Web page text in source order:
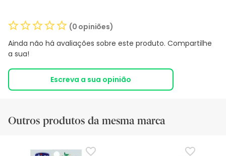
(0 opiniões)
Ainda não há avaliações sobre este produto. Compartilhe
a sua!
Escreva a sua opinião
Outros produtos da mesma marca